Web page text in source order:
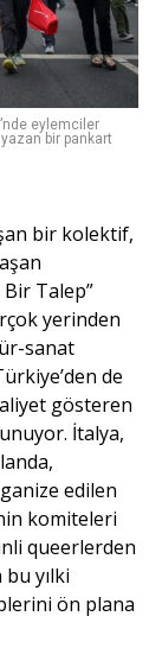
eylemciler
yazan bir pankart
bir kolektif,
Talep”
yerinden
sanat
de
gösteren
İtalya,
edilen
komiteleri
queerlerden
yılki
ön plana